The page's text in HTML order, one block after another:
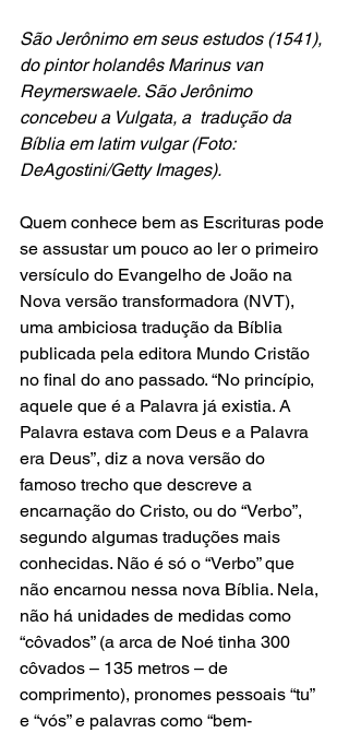
São Jerônimo em seus estudos (1541),
do pintor holandês Marinus van
Reymerswaele. São Jerônimo
concebeu a Vulgata, a  tradução da
Bíblia em latim vulgar (Foto:
DeAgostini/Getty Images).
Quem conhece bem as Escrituras pode
se assustar um pouco ao ler o primeiro
versículo do Evangelho de João na
Nova versão transformadora (NVT),
uma ambiciosa tradução da Bíblia
publicada pela editora Mundo Cristão
no final do ano passado. “No princípio,
aquele que é a Palavra já existia. A
Palavra estava com Deus e a Palavra
era Deus”, diz a nova versão do
famoso trecho que descreve a
encarnação do Cristo, ou do “Verbo”,
segundo algumas traduções mais
conhecidas. Não é só o “Verbo” que
não encarnou nessa nova Bíblia. Nela,
não há unidades de medidas como
“côvados” (a arca de Noé tinha 300
côvados – 135 metros – de
comprimento), pronomes pessoais “tu”
e “vós” e palavras como “bem-